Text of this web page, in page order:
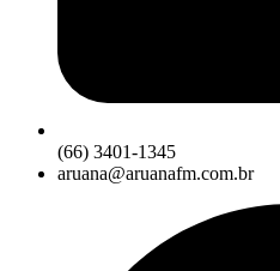
(66) 3401-1345
aruana@aruanafm.com.br